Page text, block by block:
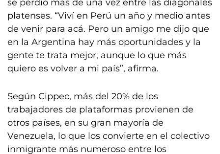
se perdió más de una vez entre las diagonales
platenses. “Viví en Perú un año y medio antes
de venir para acá. Pero un amigo me dijo que
en la Argentina hay más oportunidades y la
gente te trata mejor, aunque lo que más
quiero es volver a mi país”, afirma.
Según Cippec, más del 20% de los
trabajadores de plataformas provienen de
otros países, en su gran mayoría de
Venezuela, lo que los convierte en el colectivo
inmigrante más numeroso entre los